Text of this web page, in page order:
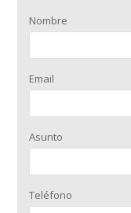
Nombre
Email
Asunto
Teléfono